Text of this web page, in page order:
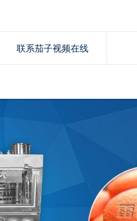
联系茄子视频在线